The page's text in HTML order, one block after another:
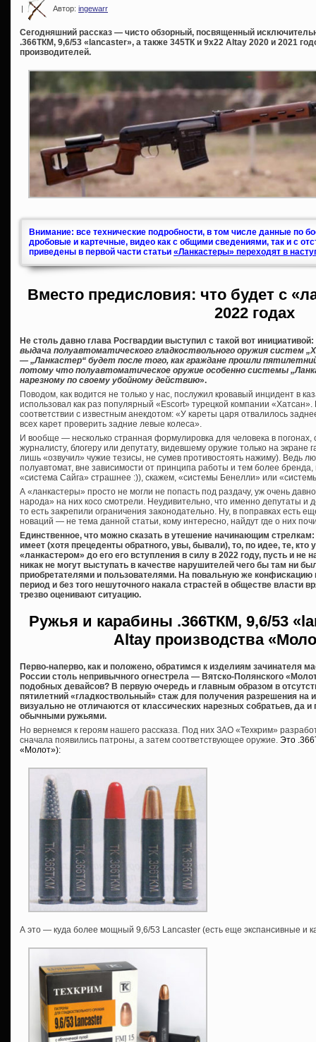
| Автор: ingewarr
Сегодняшний рассказ — чисто обзорный, посвященный
.366ТКМ, 9,6/53 «lancaster», а также 345ТК и 9х22 Altay 2020 и 2021
производителей.
Внимание: все технические подробности, в том числе данные по
дробовые и картечные, видео как с общими сведениями, так и с
приведены в первой части статьи «Ланкастеры» переходят в
Вместо предисловия: что будет с
2022 годах
Не столь давно глава Росгвардии выступил с такой вот инициативой:
выдача полуавтоматического гладкоствольного оружия систем
— „Ланкастер“ будет после того, как граждане прошли
потому что полуавтоматическое оружие особенно системы
нарезному по своему убойному действию».
Поводом, как водится не только у нас, послужил кровавый инцидент в
использовал как раз популярный «Escort» турецкой компании «Хатсан».
соответствии с известным анекдотом: «У кареты царя отвалилось
всех карет проверить задние левые колеса».
И вообще — несколько странная формулировка для человека в
журналисту, блогеру или депутату, видевшему оружие только на экране
лишь «озвучил» чужие тезисы, не сумев противостоять нажиму). Ведь
полуавтомат, вне зависимости от принципа работы и тем более
«система Сайга» страшнее :)), скажем, «системы Бенелли» или
А «ланкастеры» просто не могли не попасть под раздачу, уж очень
народа» на них косо смотрели. Неудивительно, что именно депутаты и
то есть закрепили ограничения законодательно. Ну, в поправках есть
новаций — не тема данной статьи, кому интересно, найдут где о них
Единственное, что можно сказать в утешение начинающим
имеет (хотя прецеденты обратного, увы, бывали), то, по идее, те, кто
«ланкастером» до его его вступления в силу в 2022 году, пусть и не
никак не могут выступать в качестве нарушителей чего бы там ни
приобретателями и пользователями. На повальную же конфискацию
период и без того нешуточного накала страстей в обществе власти
трезво оценивают ситуацию.
Ружья и карабины .366ТКМ, 9,6/53
Altay производства
Перво-наперво, как и положено, обратимся к изделиям зачинателя
России столь непривычного огнестрела — Вятско-Полянского
подобных девайсов? В первую очередь и главным образом в
пятилетний «гладкоствольный» стаж для получения разрешения на
визуально не отличаются от классических нарезных собратьев, да
обычными ружьями.
Но вернемся к героям нашего рассказа. Под них ЗАО «Техкрим»
сначала появились патроны, а затем соответствующее оружие. Это
«Молот»):
А это — куда более мощный 9,6/53 Lancaster (есть еще экспансивные и